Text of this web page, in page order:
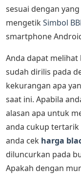
sesuai dengan
mengetikSimbol
smartphone
Anda dapat melihat
sudah dirilis pada
kekurangan apa
saat ini. Apabila
alasan apa untuk
anda cukup tertarik
anda cek harga
diluncurkan pada
Apakah dengan